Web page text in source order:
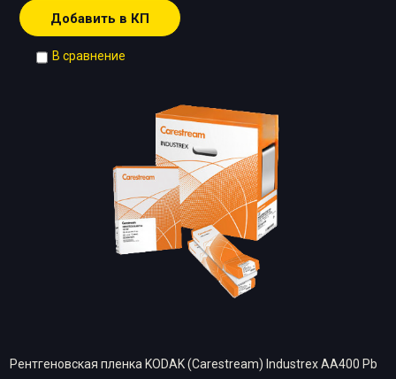
Добавить в КП
В сравнение
Рентгеновская пленка KODAK (Carestream) Industrex AA400 Pb